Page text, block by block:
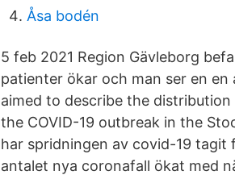
Åsa bodén
5 feb 2021 Region Gävleborg
patienter ökar och man ser en
aimed to describe the
the COVID-19 outbreak in the
har spridningen av covid-19 tagit
antalet nya coronafall ökat med